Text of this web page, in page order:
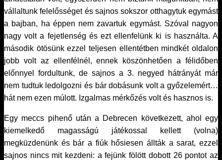
vállaltunk felelősséget és sajnos sokszor otthagytuk egymást
a bajban, ha éppen nem zavartuk egymást. Szóval nagyon
nagy volt a fejetlenség és ezt ellenfelünk ki is használta. A
második ötösünk ezzel teljesen ellentétben mindkét oldalon
jobb volt az ellenfélnél, ennek köszönhetően a félidőben
előnnyel fordultunk, de sajnos a 3. negyed hátrányát már
nem tudtuk ledolgozni és bár dobásunk volt a győzelemért…
hát nem ezen múlott. Izgalmas mérkőzés volt és hasznos is.
Egy meccs pihenő után a Debrecen következett, ahol egy
kiemelkedő magasságú játékossal kellett (volna)
megküzdenünk és bár a fiúk hősiesen állták a sarat, ezzel
sajnos nincs mit kezdeni: a fejünk fölött dobott 26 pontot az